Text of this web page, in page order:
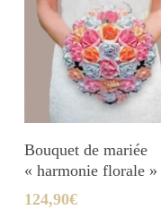
Ajouter Au Panier
Bouquet de mariée
« harmonie florale »
124,90€